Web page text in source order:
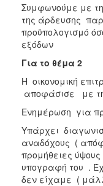
Συμφωνούμε με
της άρδευσης
προϋπολογισμό
εξόδων
Για το θέμα 2
Η οικονομική
αποφάσισε με
Ενημέρωση για
Υπάρχει
αναδόχους (
προμήθειες
υπογραφή του .
δεν είχαμε (